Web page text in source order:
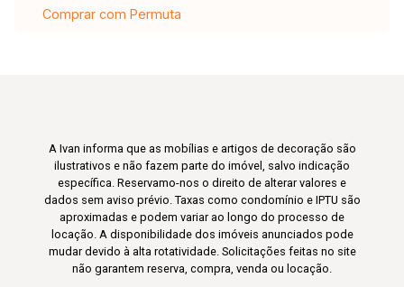
Comprar com Permuta
A Ivan informa que as mobílias e artigos de decoração são
ilustrativos e não fazem parte do imóvel, salvo indicação
específica. Reservamo-nos o direito de alterar valores e
dados sem aviso prévio. Taxas como condomínio e IPTU são
aproximadas e podem variar ao longo do processo de
locação. A disponibilidade dos imóveis anunciados pode
mudar devido à alta rotatividade. Solicitações feitas no site
não garantem reserva, compra, venda ou locação.